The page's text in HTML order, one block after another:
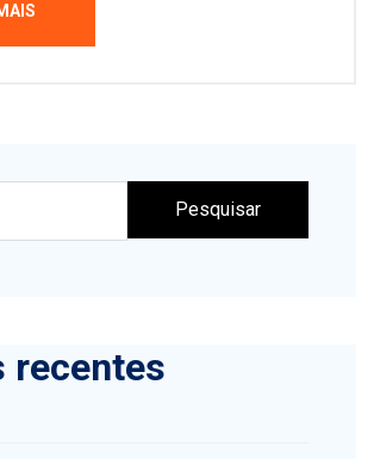
Pesquisar
recentes